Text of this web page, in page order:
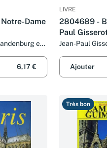
Dame
et
6,17 €
LIVRE
2804689 -
Paul
Jean-Paul
Ajouter
Très bon